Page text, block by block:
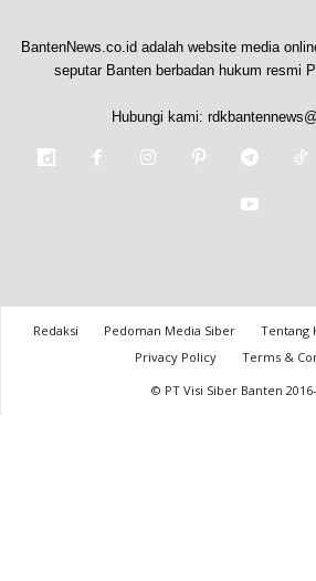
BantenNews.co.id adalah website media
seputar Banten berbadan hukum resmi
Hubungi kami:
Redaksi Pedoman Media Siber Tentang
Privacy Policy
Terms &
© PT Visi Siber Banten